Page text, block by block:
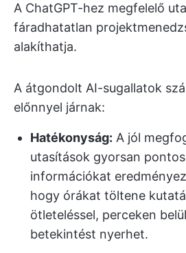
A ChatGPT-hez megfelelő
fáradhatatlan
alakíthatja.
A átgondolt AI-sugallatok
előnnyel járnak:
Hatékonyság: A jól
utasítások gyorsan
információkat
hogy órákat töltene
ötleteléssel, perceken
betekintést nyerhet.